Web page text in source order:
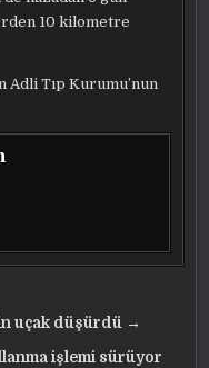
10 kilometre
Adli Tıp Kurumu’nun
uçak düşürdü →
işlemi sürüyor